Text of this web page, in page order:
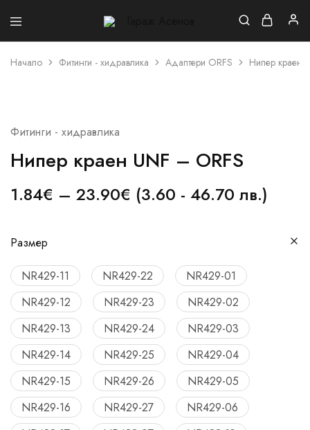
Асенов
Начало Фитинги - хидравлика Адаптери ORFS Нипер краен
Фитинги - хидравлика
Нипер краен UNF – ORFS
1.84€ – 23.90€ (3.60 - 46.70 лв.)
Размер
NR429-11 NR429-22
NR429-01
NR429-12
NR429-23
NR429-02
NR429-13
NR429-24
NR429-03
NR429-14
NR429-25
NR429-04
NR429-15
NR429-26
NR429-05
NR429-16
NR429-27
NR429-06